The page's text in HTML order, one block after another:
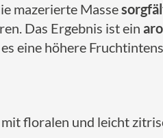
mazerierte Masse
Das Ergebnis ist ein
eine höhere
floralen und leicht